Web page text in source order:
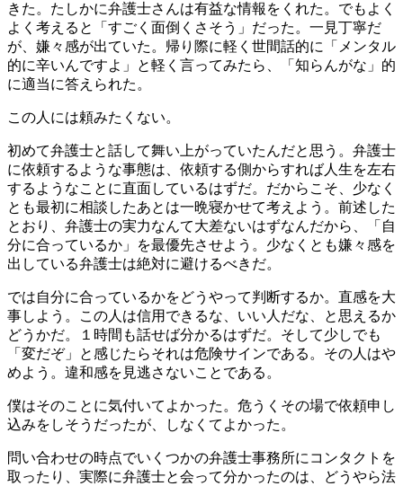
きた。たしかに弁護士さんは有益な情報をくれた。でもよく
よく考えると「すごく面倒くさそう」だった。一見丁寧だ
が、嫌々感が出ていた。帰り際に軽く世間話的に「メンタル
的に辛いんですよ」と軽く言ってみたら、「知らんがな」的
に適当に答えられた。
この人には頼みたくない。
初めて弁護士と話して舞い上がっていたんだと思う。弁護士
に依頼するような事態は、依頼する側からすれば人生を左右
するようなことに直面しているはずだ。だからこそ、少なく
とも最初に相談したあとは一晩寝かせて考えよう。前述した
とおり、弁護士の実力なんて大差ないはずなんだから、「自
分に合っているか」を最優先させよう。少なくとも嫌々感を
出している弁護士は絶対に避けるべきだ。
では自分に合っているかをどうやって判断するか。直感を大
事しよう。この人は信用できるな、いい人だな、と思えるか
どうかだ。１時間も話せば分かるはずだ。そして少しでも
「変だぞ」と感じたらそれは危険サインである。その人はや
めよう。違和感を見逃さないことである。
僕はそのことに気付いてよかった。危うくその場で依頼申し
込みをしそうだったが、しなくてよかった。
問い合わせの時点でいくつかの弁護士事務所にコンタクトを
取ったり、実際に弁護士と会って分かったのは、どうやら法